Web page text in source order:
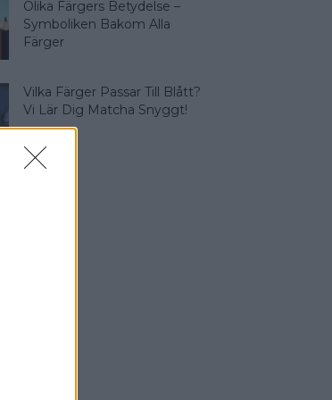
Olika Färgers Betydelse –
Symboliken Bakom Alla
Färger
Vilka Färger Passar Till Blått?
Vi Lär Dig Matcha Snyggt!